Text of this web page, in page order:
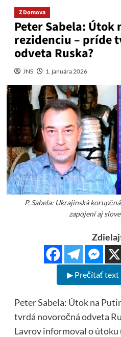
Z Domova
Peter Sabela: Útok
rezidenciu – príde
odveta Ruska?
JNS 1. januára 2026
P. Sabela: Ukrajinská
zapojení aj
▶ Prečítať text
Peter Sabela: Útok na
tvrdá novoročná odveta
Lavrov informoval o útoku